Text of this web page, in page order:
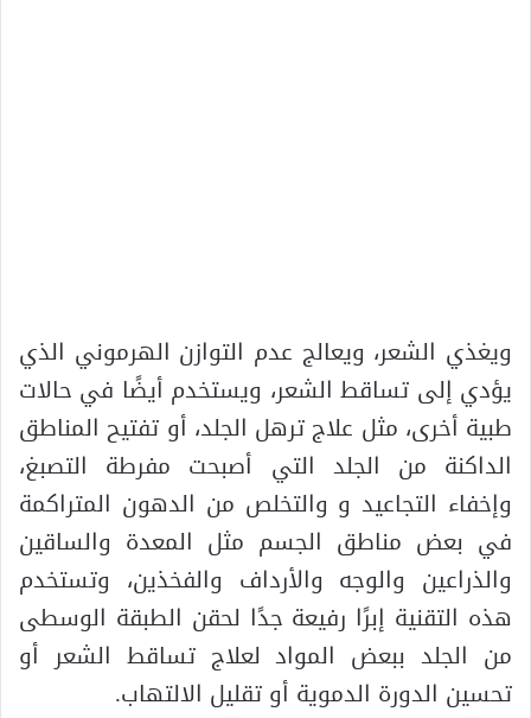
ويغذي الشعر، ويعالج عدم التوازن الهرموني الذي
يؤدي إلى تساقط الشعر، ويستخدم أيضًا في حالات
طبية أخرى، مثل علاج ترهل الجلد، أو تفتيح المناطق
الداكنة من الجلد التي أصبحت مفرطة التصبغ،
وإخفاء التجاعيد و والتخلص من الدهون المتراكمة
في بعض مناطق الجسم مثل المعدة والساقين
والذراعين والوجه والأرداف والفخذين، وتستخدم
هذه التقنية إبرًا رفيعة جدًا لحقن الطبقة الوسطى
من الجلد ببعض المواد لعلاج تساقط الشعر أو
تحسين الدورة الدموية أو تقليل الالتهاب.